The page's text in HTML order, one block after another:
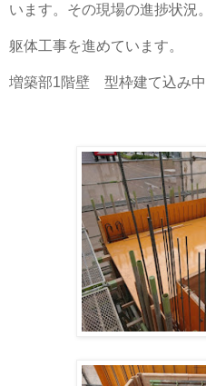
います。その現場の進捗状況。
躯体工事を進めています。
増築部1階壁 型枠建て込み中